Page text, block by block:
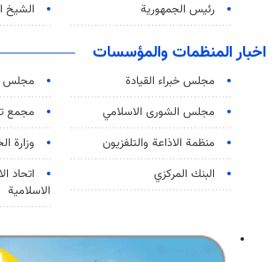
رئيس الجمهورية
الشيخ
اخبار المنظمات والمؤسسات
مجلس خبراء القيادة
مجلس
مجلس الشورى الاسلامي
مجمع
منظمة الاذاعة والتلفزیون
وزارة
البنك المركزي
اتحاد
الاسلامية